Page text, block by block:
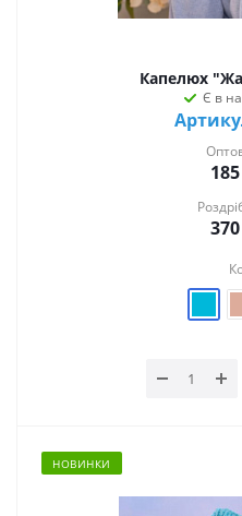
Капелюх
Є в
185
370
НОВИНКИ